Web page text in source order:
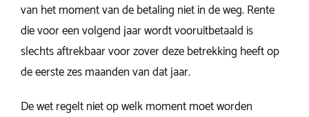
van het moment van de betaling niet in de weg. Rente
die voor een volgend jaar wordt vooruitbetaald is
slechts aftrekbaar voor zover deze betrekking heeft op
de eerste zes maanden van dat jaar.
De wet regelt niet op welk moment moet worden